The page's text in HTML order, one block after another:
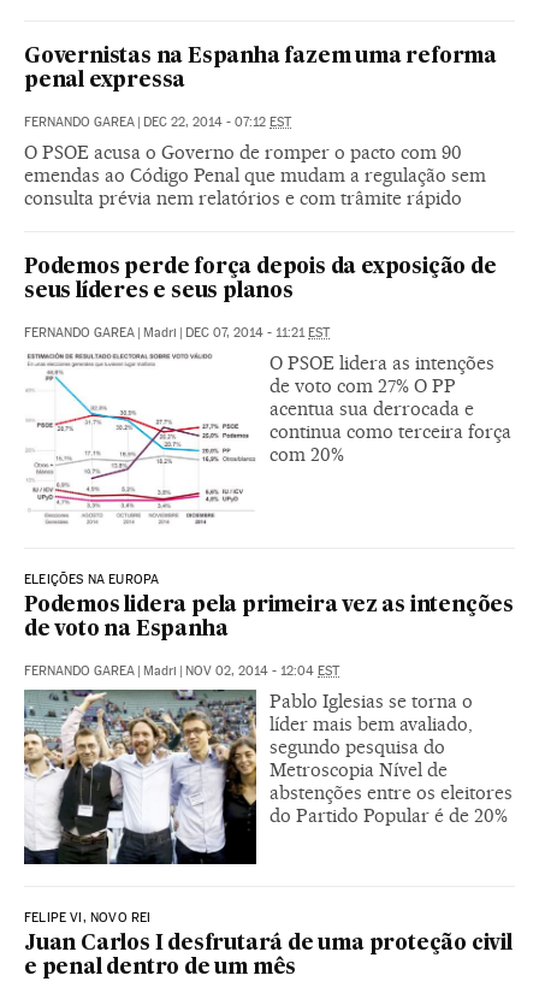
Governistas na Espanha fazem uma reforma
penal expressa
FERNANDO GAREA | DEC 22, 2014 - 07:12 EST
O PSOE acusa o Governo de romper o pacto com 90
emendas ao Código Penal que mudam a regulação sem
consulta prévia nem relatórios e com trâmite rápido
Podemos perde força depois da exposição de
seus líderes e seus planos
FERNANDO GAREA | Madri | DEC 07, 2014 - 11:21EST
O PSOE lidera as intenções
de voto com 27% O PP
acentua sua derrocada e
continua como terceira força
com 20%
ELEIÇÕES NA EUROPA
Podemos lidera pela primeira vez as intenções
de voto na Espanha
FERNANDO GAREA | Madri | NOV 02, 2014 - 12:04 EST
Pablo Iglesias se torna o
líder mais bem avaliado,
segundo pesquisa do
Metroscopia Nível de
abstenções entre os eleitores
do Partido Popular é de 20%
FELIPE VI, NOVO REI
Juan Carlos I desfrutará de uma proteção civil
e penal dentro de um mês